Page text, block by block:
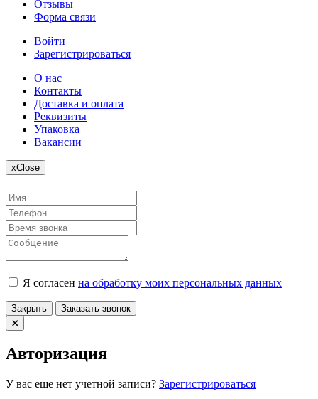
Отзывы
Форма связи
Войти
Зарегистрироваться
О нас
Контакты
Доставка и оплата
Реквизиты
Упаковка
Вакансии
xClose
Я согласен на обработку моих персональных данных
Закрыть Заказать звонок
Авторизация
У вас еще нет учетной записи? Зарегистрироваться